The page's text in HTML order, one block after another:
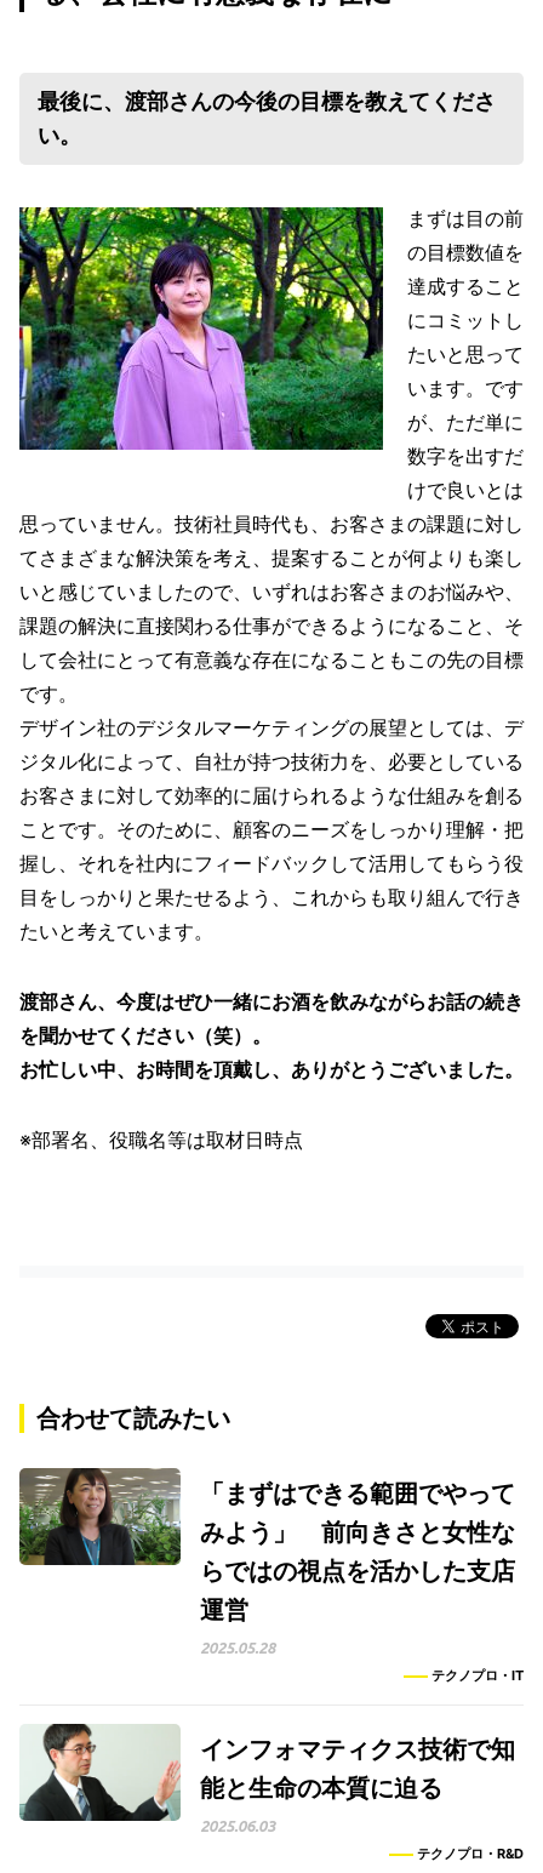
最後に、渡部さんの今後の目標を教えてくださ
い。
まずは目の前
の目標数値を
達成すること
にコミットし
たいと思って
います。です
が、ただ単に
数字を出すだ
けで良いとは
思っていません。技術社員時代も、お客さまの課題に対し
てさまざまな解決策を考え、提案することが何よりも楽し
いと感じていましたので、いずれはお客さまのお悩みや、
課題の解決に直接関わる仕事ができるようになること、そ
して会社にとって有意義な存在になることもこの先の目標
です。
デザイン社のデジタルマーケティングの展望としては、デ
ジタル化によって、自社が持つ技術力を、必要としている
お客さまに対して効率的に届けられるような仕組みを創る
ことです。そのために、顧客のニーズをしっかり理解・把
握し、それを社内にフィードバックして活用してもらう役
目をしっかりと果たせるよう、これからも取り組んで行き
たいと考えています。
渡部さん、今度はぜひ一緒にお酒を飲みながらお話の続き
を聞かせてください（笑）。
お忙しい中、お時間を頂戴し、ありがとうございました。
※部署名、役職名等は取材日時点
合わせて読みたい
「まずはできる範囲でやって
みよう」 前向きさと女性な
らではの視点を活かした支店
運営
2025.05.28
テクノプロ・IT
インフォマティクス技術で知
能と生命の本質に迫る
2025.06.03
テクノプロ・R&D